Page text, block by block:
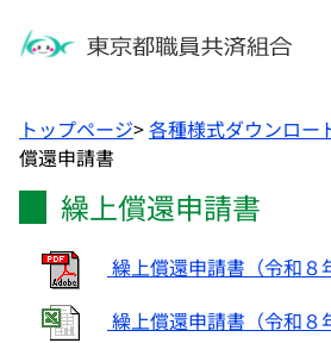
トップページ>各種様式ダウンロー
償還申請書
繰上償還申請書
繰上償還申請書（令和
繰上償還申請書（令和８